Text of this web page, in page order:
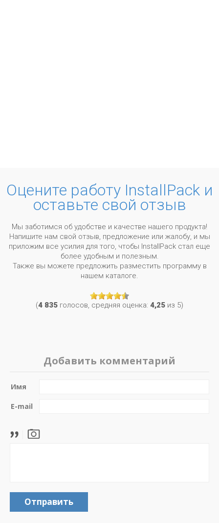
Оцените работу InstallPack и
оставьте свой отзыв
Мы заботимся об удобстве и качестве нашего продукта!
Напишите нам свой отзыв, предложение или жалобу, и мы
приложим все усилия для того, чтобы InstallPack стал еще
более удобным и полезным.
Также вы можете предложить разместить программу в
нашем каталоге.
(4 835 голосов, средняя оценка: 4,25 из 5)
Добавить комментарий
Имя
E-mail
Отправить